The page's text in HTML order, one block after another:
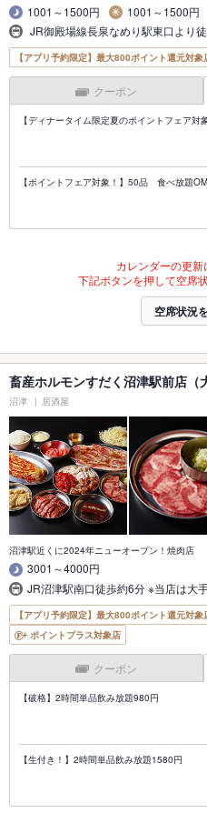
1001～1500円
1001～1500円
JR御殿場線長泉なめり駅東口より
【アプリ予約限定】最大800ポイント還元対象
クーポン
【ディナータイム限定夏のポイントフェア対
【ポイントフェア対象！】50品 食べ放題
カレンダーの更新
下記ボタンを押して空席
空席状況
畜産ホルモンすだく沼津駅前店（
沼津 居酒屋
沼津駅近くに2024年ニューオープン！焼肉店
3001～4000円
JR沼津駅南口徒歩約6分 ※当店は大
【アプリ予約限定】最大800ポイント還元対象
ポイントプラス対象店
クーポン
【破格】2時間単品飲み放題980円
【生付き！】2時間単品飲み放題1580円